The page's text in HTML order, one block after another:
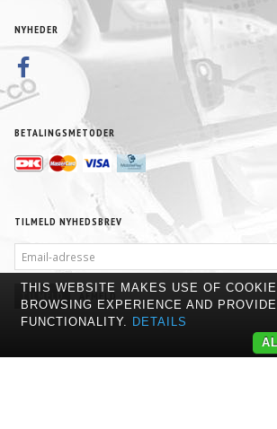
NYHEDER
BETALINGSMETODER
TILMELD NYHEDSBREV
ADRESSE
TILMELD AFMELD
THIS WEBSITE MAKES USE OF
BROWSING EXPERIENCE AND
FUNCTIONALITY. DETAILS